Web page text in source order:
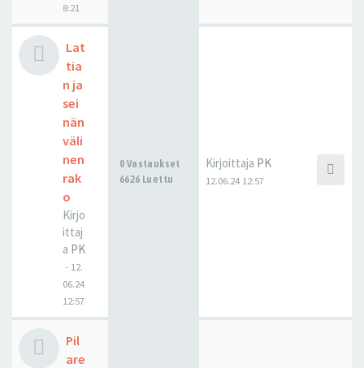
8:21
Lat
tia
n ja
sei
nän
väli
nen
rak
o
Kirjo
ittaj
a PK
- 12.
06.24
12:57
0 Vastaukset
6626 Luettu
Kirjoittaja PK
12.06.24 12:57
Pil
are